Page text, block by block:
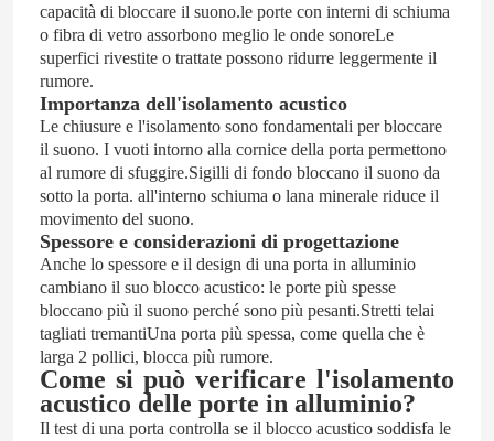
capacità di bloccare il suono.le porte con interni di schiuma
o fibra di vetro assorbono meglio le onde sonoreLe
superfici rivestite o trattate possono ridurre leggermente il
rumore.
Importanza dell'isolamento acustico
Le chiusure e l'isolamento sono fondamentali per bloccare
il suono. I vuoti intorno alla cornice della porta permettono
al rumore di sfuggire.Sigilli di fondo bloccano il suono da
sotto la porta. all'interno schiuma o lana minerale riduce il
movimento del suono.
Spessore e considerazioni di progettazione
Anche lo spessore e il design di una porta in alluminio
cambiano il suo blocco acustico: le porte più spesse
bloccano più il suono perché sono più pesanti.Stretti telai
tagliati tremantiUna porta più spessa, come quella che è
larga 2 pollici, blocca più rumore.
Come si può verificare l'isolamento
acustico delle porte in alluminio?
Il test di una porta controlla se il blocco acustico soddisfa le